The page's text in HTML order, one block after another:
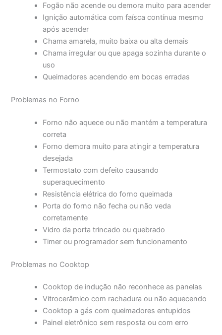
Fogão não acende ou demora muito para acender
Ignição automática com faísca contínua mesmo
após acender
Chama amarela, muito baixa ou alta demais
Chama irregular ou que apaga sozinha durante o
uso
Queimadores acendendo em bocas erradas
Problemas no Forno
Forno não aquece ou não mantém a temperatura
correta
Forno demora muito para atingir a temperatura
desejada
Termostato com defeito causando
superaquecimento
Resistência elétrica do forno queimada
Porta do forno não fecha ou não veda
corretamente
Vidro da porta trincado ou quebrado
Timer ou programador sem funcionamento
Problemas no Cooktop
Cooktop de indução não reconhece as panelas
Vitrocerâmico com rachadura ou não aquecendo
Cooktop a gás com queimadores entupidos
Painel eletrônico sem resposta ou com erro